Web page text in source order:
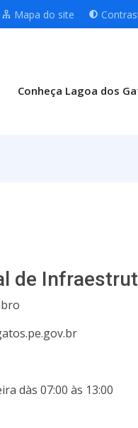
Mapa do site
Conheça Lagoa dos
de
dàs 07:00 às 13:00